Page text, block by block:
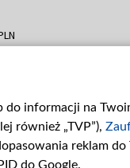
2025
do informacji na
również „TVP”),
reklam do
do Google.